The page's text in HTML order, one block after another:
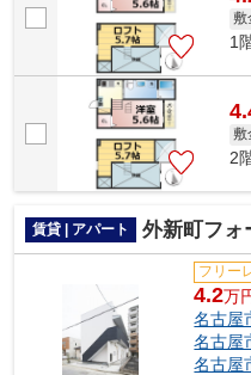
敷
1
敷
2
賃貸 | アパート 外新町フォ
フリー
4.2万
名古屋
名古屋
名古屋